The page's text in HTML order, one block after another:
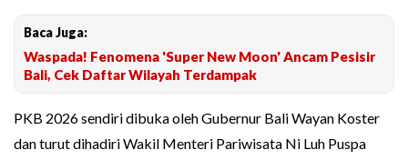
Baca Juga:
Waspada! Fenomena 'Super New Moon' Ancam Pesisir
Bali, Cek Daftar Wilayah Terdampak
PKB 2026 sendiri dibuka oleh Gubernur Bali Wayan Koster
dan turut dihadiri Wakil Menteri Pariwisata Ni Luh Puspa